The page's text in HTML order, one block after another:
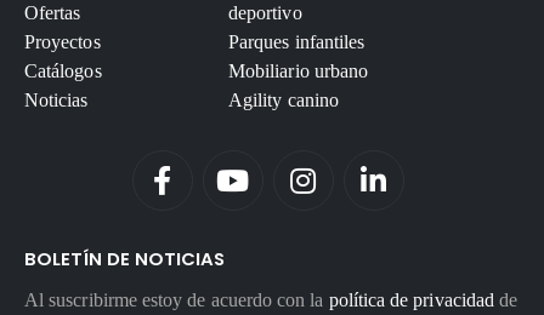
Ofertas
Proyectos
Catálogos
Noticias
deportivo
Parques infantiles
Mobiliario urbano
Agility canino
BOLETÍN DE NOTICIAS
Al suscribirme estoy de acuerdo con la política de privacidad de